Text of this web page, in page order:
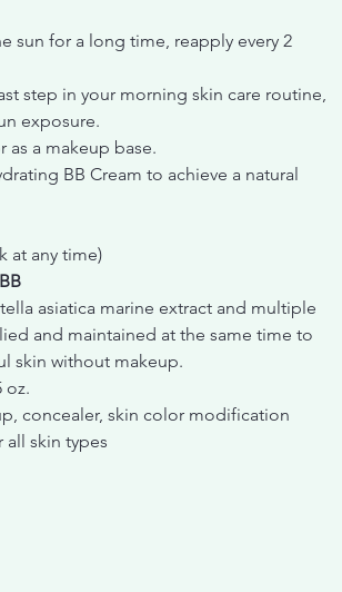
sun for a long time, reapply every 2
step in your morning skin care routine,
exposure.
as a makeup base.
BB Cream to achieve a natural
at any time)
asiatica marine extract and multiple
and maintained at the same time to
skin without makeup.
oz.
concealer, skin color modification
skin types